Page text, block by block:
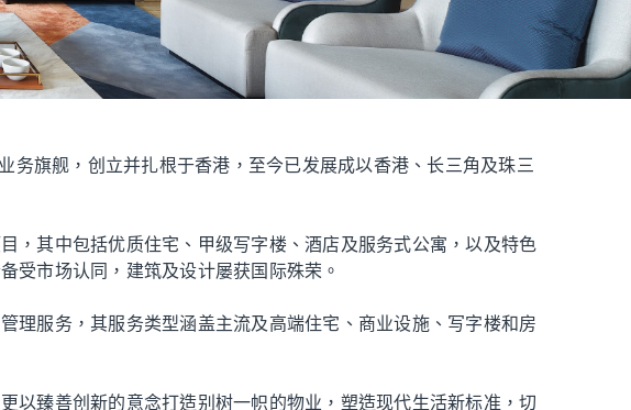
务旗舰，创立并扎根于香港，至今已发展成以香港、长三角及珠三
，其中包括优质住宅、甲级写字楼、酒店及服务式公寓，以及特色
受市场认同，建筑及设计屡获国际殊荣。
理服务，其服务类型涵盖主流及高端住宅、商业设施、写字楼和房
以臻善创新的意念打造别树一帜的物业，塑造现代生活新标准，切